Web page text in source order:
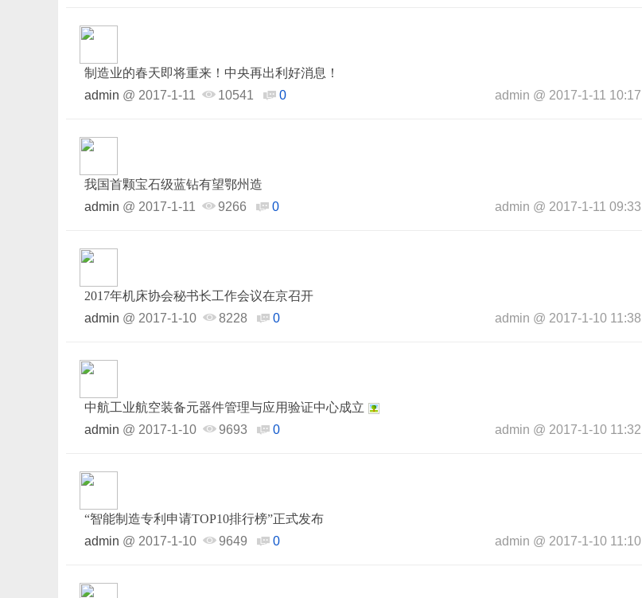
制造业的春天即将重来！中央再出利好消息！
admin @ 2017-1-11 10541 0 admin @ 2017-1-11 10:17
我国首颗宝石级蓝钻有望鄂州造
admin @ 2017-1-11 9266 0 admin @ 2017-1-11 09:33
2017年机床协会秘书长工作会议在京召开
admin @ 2017-1-10 8228 0 admin @ 2017-1-10 11:38
中航工业航空装备元器件管理与应用验证中心成立
admin @ 2017-1-10 9693 0 admin @ 2017-1-10 11:32
“智能制造专利申请TOP10排行榜”正式发布
admin @ 2017-1-10 9649 0 admin @ 2017-1-10 11:10